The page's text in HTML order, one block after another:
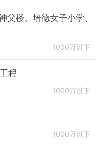
父楼、培德女子小学、
1000万以下
程
1000万以下
1000万以下